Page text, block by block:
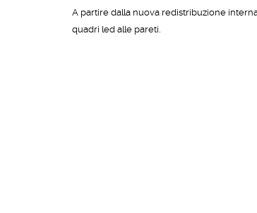
A partire dalla nuova redistribuzione
quadri led alle pareti.